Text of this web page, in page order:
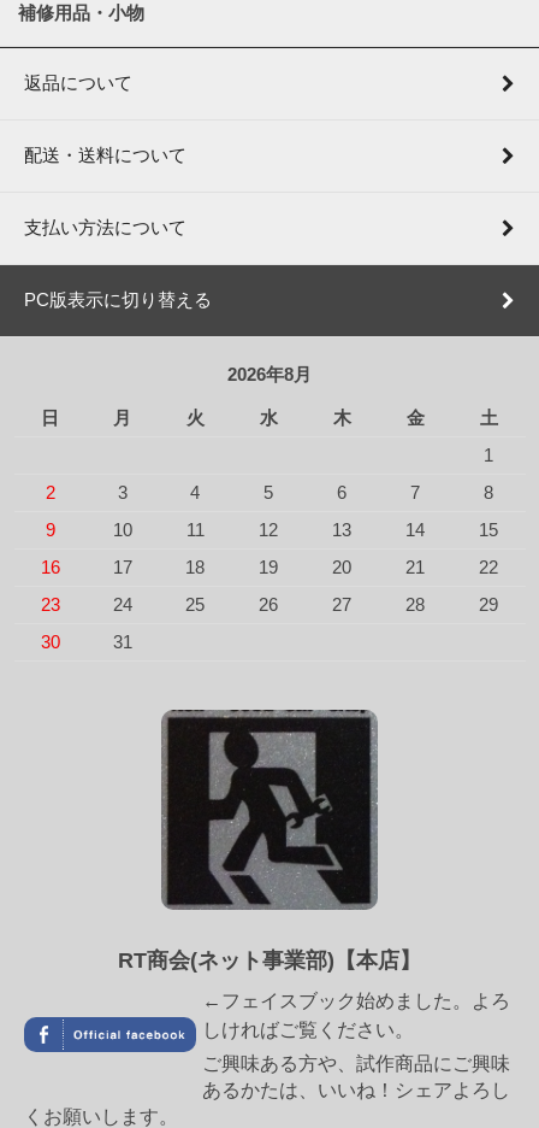
補修用品・小物
返品について
配送・送料について
支払い方法について
PC版表示に切り替える
2026年8月
日 月 火 水 木 金
土
1
2
3 4 5 6 7
8
9
10 11 12 13 14
15
16
17 18 19 20 21
22
23
24 25 26 27 28
29
30
31
RT商会(ネット事業部)【本店】
←フェイスブック始めました。よろ
しければご覧ください。
ご興味ある方や、試作商品にご興味
あるかたは、いいね！シェアよろし
くお願いします。